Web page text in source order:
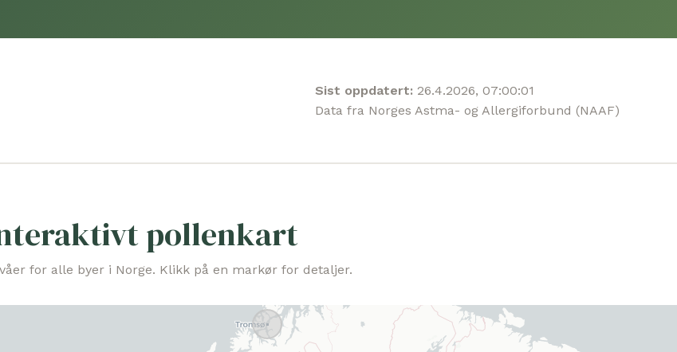
Sist oppdatert: 26.4.2026, 07:00:01
Data fra Norges Astma- og Allergiforbund (NAAF)
pollenkart
for alle byer i Norge. Klikk på en markør for detaljer.